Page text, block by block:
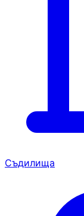
Съдилища